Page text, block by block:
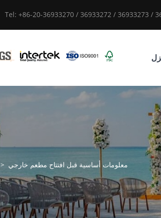
Tel: +86-20-36933270 / 36933272 / 36933273 /
> معلومات أساسية قبل افتتاح مطعم خارجي